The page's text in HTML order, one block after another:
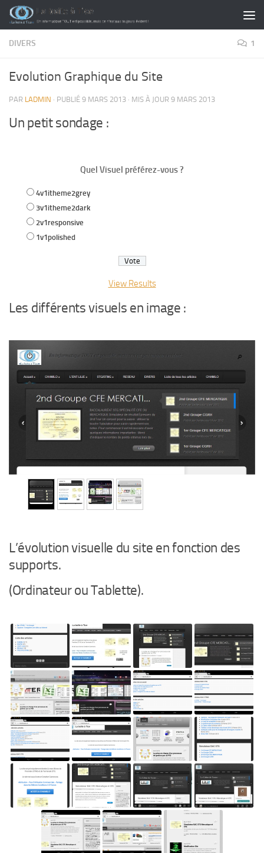
Skip to content
DIVERS 1
Evolution Graphique du Site
PAR LADMIN · PUBLIÉ 9 MARS 2013 · MIS À JOUR 9 MARS 2013
Un petit sondage :
Quel Visuel préférez-vous ?
4v1itheme2grey
3v1itheme2dark
2v1responsive
1v1polished
View Results
Les différents visuels en image :
L’évolution visuelle du site en fonction des
supports.
(Ordinateur ou Tablette).